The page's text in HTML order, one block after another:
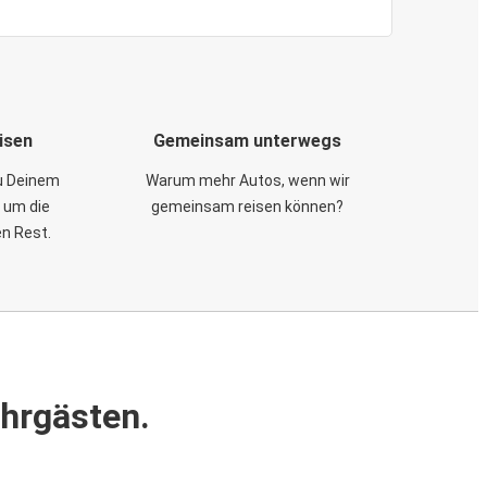
Deinem
die
Rest.
Gemeinsam unterwegs
Warum mehr Autos, wenn wir
gemeinsam reisen können?